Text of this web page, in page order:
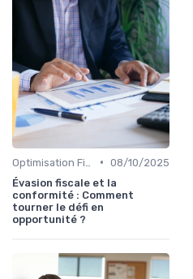
• 08/10/2025
Évasion fiscale et la
conformité : Comment
tourner le défi en
opportunité ?